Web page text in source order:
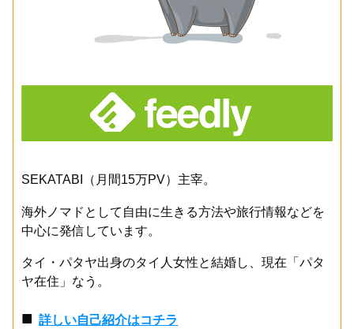
SEKATABI（月間15万PV）主宰。
海外ノマドとして自由に生きる方法や旅行情報などを
中心に発信しています。
タイ・パタヤ出身のタイ人女性と結婚し、現在「パタ
ヤ在住」なう。
■詳しい自己紹介はコチラ